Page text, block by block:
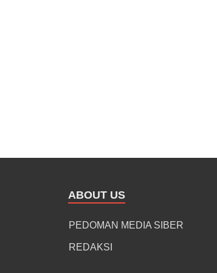
ABOUT US
PEDOMAN MEDIA SIBER
REDAKSI